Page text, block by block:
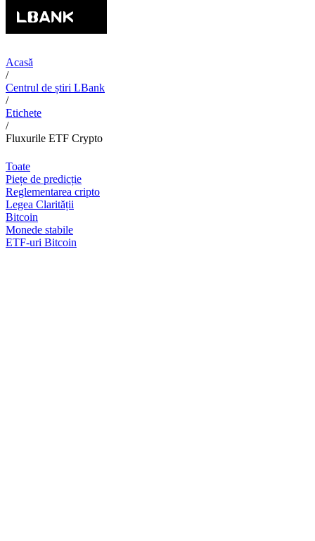
Acasă
/
Centrul de știri LBank
/
Etichete
/
Fluxurile ETF Crypto
Toate
Piețe de predicție
Reglementarea cripto
Legea Clarității
Bitcoin
Monede stabile
ETF-uri Bitcoin